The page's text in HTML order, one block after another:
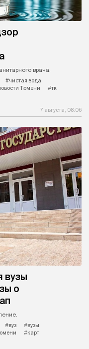
врача.
#чистая вода
Тюмени #тк
7 августа, 08:06
вузы
о
#вуз
#вузы
#карт